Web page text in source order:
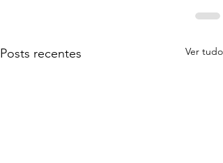
Posts recentes Ver tudo